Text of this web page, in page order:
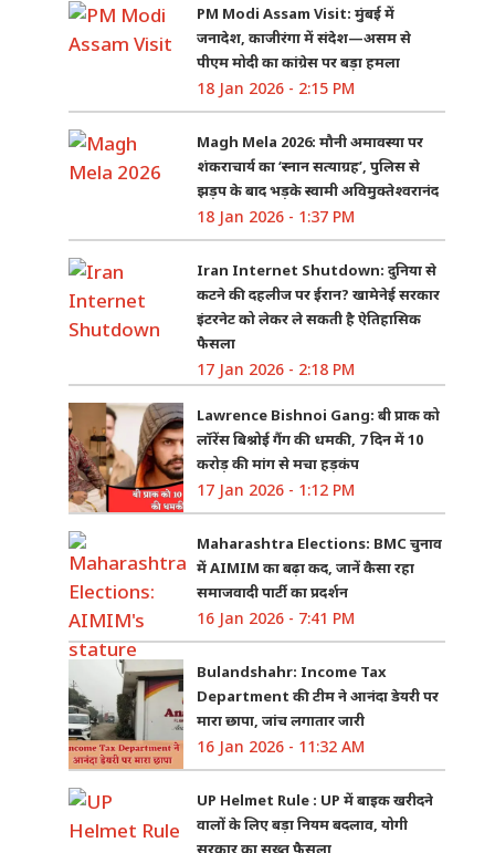
PM Modi Assam Visit: मुंबई में
जनादेश, काजीरंगा में संदेश—असम से
पीएम मोदी का कांग्रेस पर बड़ा हमला
18 Jan 2026 - 2:15 PM
Magh Mela 2026: मौनी अमावस्या पर
शंकराचार्य का ‘स्नान सत्याग्रह’, पुलिस से
झड़प के बाद भड़के स्वामी अविमुक्तेश्वरानंद
18 Jan 2026 - 1:37 PM
Iran Internet Shutdown: दुनिया से
कटने की दहलीज पर ईरान? खामेनेई सरकार
इंटरनेट को लेकर ले सकती है ऐतिहासिक
फैसला
17 Jan 2026 - 2:18 PM
Lawrence Bishnoi Gang: बी प्राक को
लॉरेंस बिश्नोई गैंग की धमकी, 7 दिन में 10
करोड़ की मांग से मचा हड़कंप
17 Jan 2026 - 1:12 PM
Maharashtra Elections: BMC चुनाव
में AIMIM का बढ़ा कद, जानें कैसा रहा
समाजवादी पार्टी का प्रदर्शन
16 Jan 2026 - 7:41 PM
Bulandshahr: Income Tax
Department की टीम ने आनंदा डेयरी पर
मारा छापा, जांच लगातार जारी
16 Jan 2026 - 11:32 AM
UP Helmet Rule : UP में बाइक खरीदने
वालों के लिए बड़ा नियम बदलाव, योगी
सरकार का सख्त फैसला